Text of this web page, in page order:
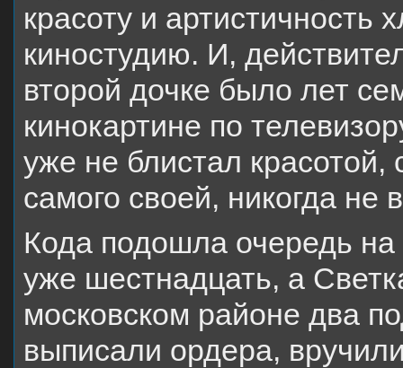
красоту и артистичность
киностудию. И,
второй дочке было лет
кинокартине по
уже не блистал красотой,
самого своей, никогда
Кода подошла очередь
уже шестнадцать, а
московском районе два
выписали ордера,